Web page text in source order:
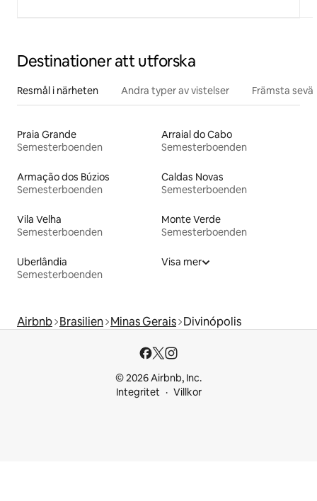
Destinationer att utforska
Resmål i närheten Andra typer av vistelser Främsta
Praia Grande
Semesterboenden
Arraial do Cabo
Semesterboenden
Armação dos Búzios
Semesterboenden
Caldas Novas
Semesterboenden
Vila Velha
Semesterboenden
Monte Verde
Semesterboenden
Uberlândia
Semesterboenden
Visa mer
Airbnb Brasilien Minas Gerais Divinópolis
© 2026 Airbnb, Inc.
Integritet
Villkor